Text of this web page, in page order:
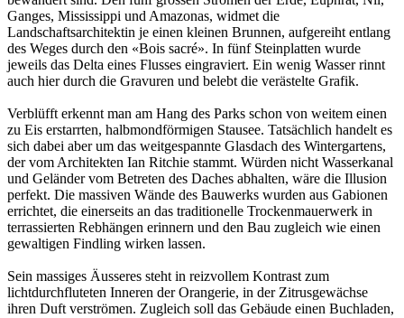
Ganges, Mississippi und Amazonas, widmet die
Landschaftsarchitektin je einen kleinen Brunnen, aufgereiht entlang
des Weges durch den «Bois sacré». In fünf Steinplatten wurde
jeweils das Delta eines Flusses eingraviert. Ein wenig Wasser rinnt
auch hier durch die Gravuren und belebt die verästelte Grafik.
Verblüfft erkennt man am Hang des Parks schon von weitem einen
zu Eis erstarrten, halbmondförmigen Stausee. Tatsächlich handelt es
sich dabei aber um das weitgespannte Glasdach des Wintergartens,
der vom Architekten Ian Ritchie stammt. Würden nicht Wasserkanal
und Geländer vom Betreten des Daches abhalten, wäre die Illusion
perfekt. Die massiven Wände des Bauwerks wurden aus Gabionen
errichtet, die einerseits an das traditionelle Trockenmauerwerk in
terrassierten Rebhängen erinnern und den Bau zugleich wie einen
gewaltigen Findling wirken lassen.
Sein massiges Äusseres steht in reizvollem Kontrast zum
lichtdurchfluteten Inneren der Orangerie, in der Zitrusgewächse
ihren Duft verströmen. Zugleich soll das Gebäude einen Buchladen,